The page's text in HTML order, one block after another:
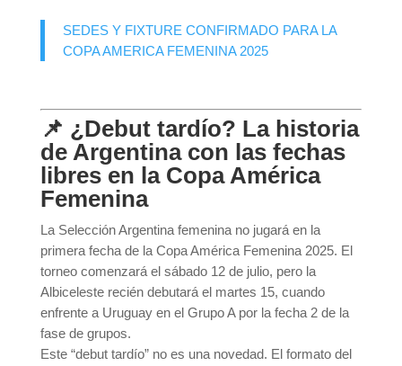
SEDES Y FIXTURE CONFIRMADO PARA LA
COPA AMERICA FEMENINA 2025
📌 ¿Debut tardío? La historia
de Argentina con las fechas
libres en la Copa América
Femenina
La Selección Argentina femenina no jugará en la
primera fecha de la Copa América Femenina 2025. El
torneo comenzará el sábado 12 de julio, pero la
Albiceleste recién debutará el martes 15, cuando
enfrente a Uruguay en el Grupo A por la fecha 2 de la
fase de grupos.
Este “debut tardío” no es una novedad. El formato del